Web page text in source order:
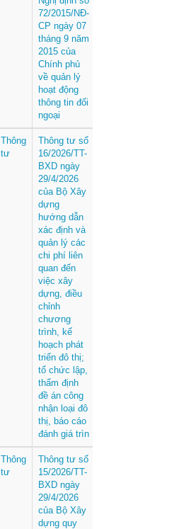
72/2015/NĐ-
CP ngày 07
tháng 9 năm
2015 của
Chính phủ
về quản lý
hoạt động
thông tin đối
ngoại
Thông
tư
Thông tư số
16/2026/TT-
BXD ngày
29/4/2026
của Bộ Xây
dựng
hướng dẫn
xác định và
quản lý các
chi phí liên
quan đến
việc xây
dựng, điều
chỉnh
chương
trình, kế
hoạch phát
triển đô thị;
tổ chức lập,
thẩm định
đề án công
nhận loại đô
thị, báo cáo
đánh giá trìn
Thông
tư
Thông tư số
15/2026/TT-
BXD ngày
29/4/2026
của Bộ Xây
dựng quy